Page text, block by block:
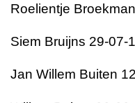
Roelientje
Siem Bruijns 29-07-
Jan Willem Buiten